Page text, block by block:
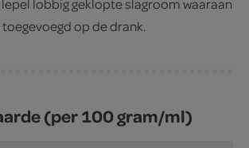
lepel lobbig geklopte slagroom waaraan
op de drank.
(per 100 gram/ml)